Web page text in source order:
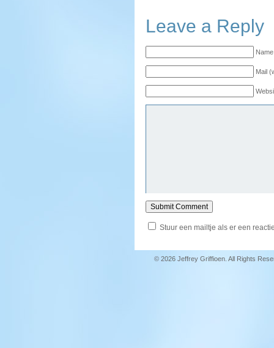
Leave a Reply
Mail
Stuur een mailtje als er een
© 2026 Jeffrey Griffioen. All Rights